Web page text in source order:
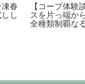
凍春
し
【コープ体験
スを片っ端か
全種類制覇な